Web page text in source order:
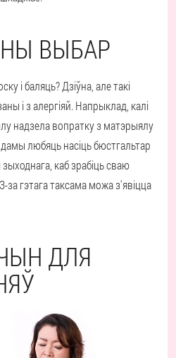
ВЫБАР
і баляць? Дзіўна, але такі
і з алергіяй. Напрыклад, калі
надзела вопратку з матэрыялу
дамы любяць насіць бюстгальтар
каб зрабіць сваю
за гэтага таксама можа з'явіцца
ДЛЯ